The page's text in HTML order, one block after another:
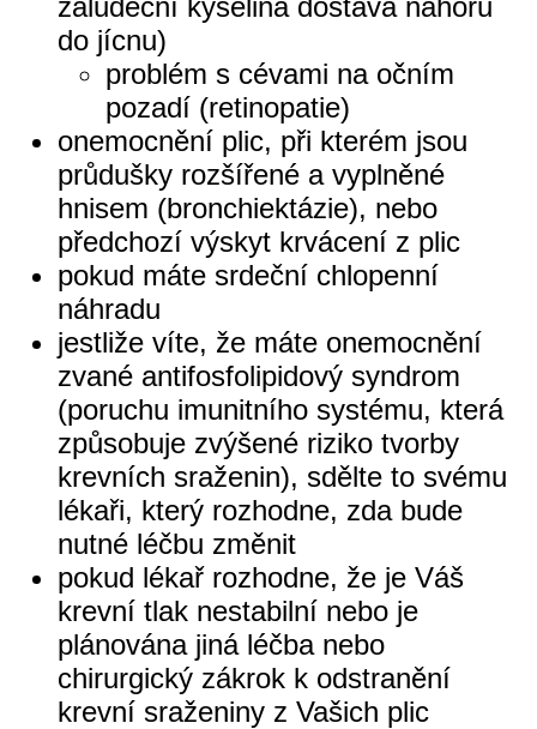
žaludeční kyselina dostává nahoru
do jícnu)
problém s cévami na očním
pozadí (retinopatie)
onemocnění plic, při kterém jsou
průdušky rozšířené a vyplněné
hnisem (bronchiektázie), nebo
předchozí výskyt krvácení z plic
pokud máte srdeční chlopenní
náhradu
jestliže víte, že máte onemocnění
zvané antifosfolipidový syndrom
(poruchu imunitního systému, která
způsobuje zvýšené riziko tvorby
krevních sraženin), sdělte to svému
lékaři, který rozhodne, zda bude
nutné léčbu změnit
pokud lékař rozhodne, že je Váš
krevní tlak nestabilní nebo je
plánována jiná léčba nebo
chirurgický zákrok k odstranění
krevní sraženiny z Vašich plic